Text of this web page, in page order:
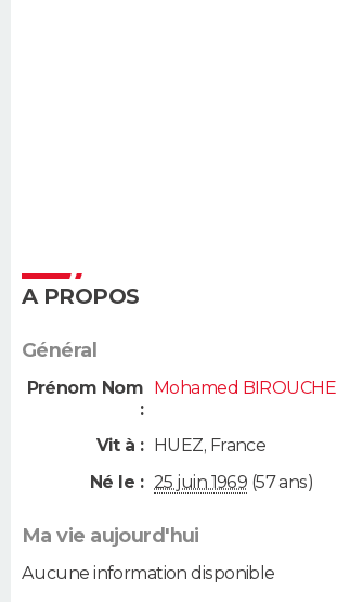
A PROPOS
Général
Prénom Nom
:
Mohamed BIROUCHE
Vit à : HUEZ, France
Né le : 25 juin 1969 (57 ans)
Ma vie aujourd'hui
Aucune information disponible